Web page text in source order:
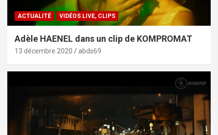
ACTUALITÉ VIDÉOS LIVE, CLIPS
Adèle HAENEL dans un clip de KOMPROMAT
13 décembre 2020 abds69